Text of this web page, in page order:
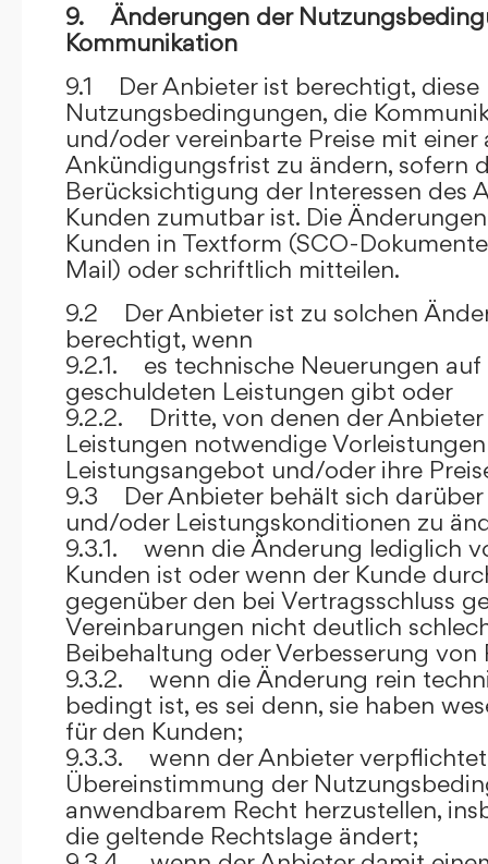
9. Änderungen der
Kommunikation
9.1 Der Anbieter ist berechtigt, diese
Nutzungsbedingungen, die
und/oder vereinbarte Preise mit einer
Ankündigungsfrist zu ändern, sofern
Berücksichtigung der Interessen des
Kunden zumutbar ist. Die
Kunden in Textform (SCO-
Mail) oder schriftlich mitteilen.
9.2 Der Anbieter ist zu solchen
berechtigt, wenn
9.2.1. es technische Neuerungen
geschuldeten Leistungen gibt oder
9.2.2. Dritte, von denen der Anbieter
Leistungen notwendige
Leistungsangebot und/oder ihre
9.3 Der Anbieter behält sich darüber
und/oder Leistungskonditionen zu
9.3.1. wenn die Änderung lediglich
Kunden ist oder wenn der Kunde
gegenüber den bei Vertragsschluss
Vereinbarungen nicht deutlich
Beibehaltung oder Verbesserung
9.3.2. wenn die Änderung rein
bedingt ist, es sei denn, sie haben
für den Kunden;
9.3.3. wenn der Anbieter verpflichtet
Übereinstimmung der
anwendbarem Recht herzustellen,
die geltende Rechtslage ändert;